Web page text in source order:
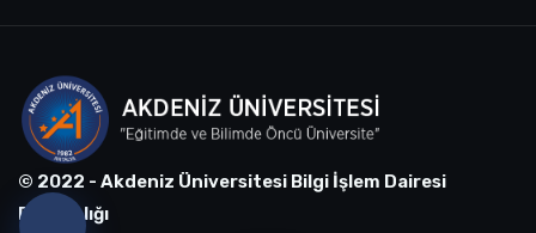
© 2022 - Akdeniz Üniversitesi Bilgi İşlem Dairesi
Başkanlığı